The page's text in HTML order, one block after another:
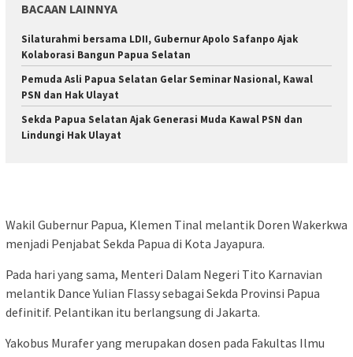
BACAAN LAINNYA
Silaturahmi bersama LDII, Gubernur Apolo Safanpo Ajak
Kolaborasi Bangun Papua Selatan
Pemuda Asli Papua Selatan Gelar Seminar Nasional, Kawal
PSN dan Hak Ulayat
Sekda Papua Selatan Ajak Generasi Muda Kawal PSN dan
Lindungi Hak Ulayat
Wakil Gubernur Papua, Klemen Tinal melantik Doren Wakerkwa
menjadi Penjabat Sekda Papua di Kota Jayapura.
Pada hari yang sama, Menteri Dalam Negeri Tito Karnavian
melantik Dance Yulian Flassy sebagai Sekda Provinsi Papua
definitif. Pelantikan itu berlangsung di Jakarta.
Yakobus Murafer yang merupakan dosen pada Fakultas Ilmu